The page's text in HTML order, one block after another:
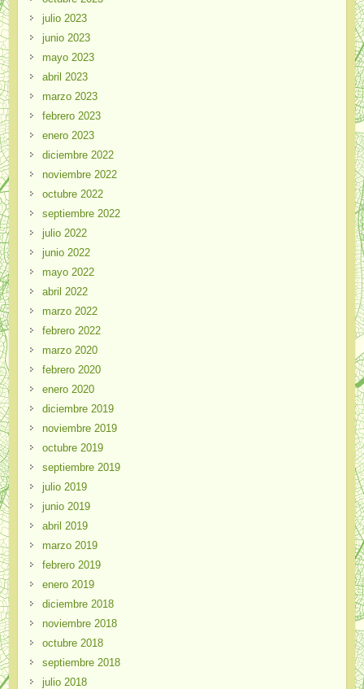
julio 2023
junio 2023
mayo 2023
abril 2023
marzo 2023
febrero 2023
enero 2023
diciembre 2022
noviembre 2022
octubre 2022
septiembre 2022
julio 2022
junio 2022
mayo 2022
abril 2022
marzo 2022
febrero 2022
marzo 2020
febrero 2020
enero 2020
diciembre 2019
noviembre 2019
octubre 2019
septiembre 2019
julio 2019
junio 2019
abril 2019
marzo 2019
febrero 2019
enero 2019
diciembre 2018
noviembre 2018
octubre 2018
septiembre 2018
julio 2018